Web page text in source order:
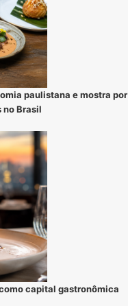
paulistana e mostra por
no Brasil
capital gastronômica